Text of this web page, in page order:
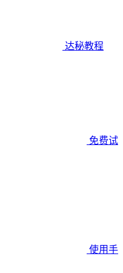
达秘教程
免费试
使用手